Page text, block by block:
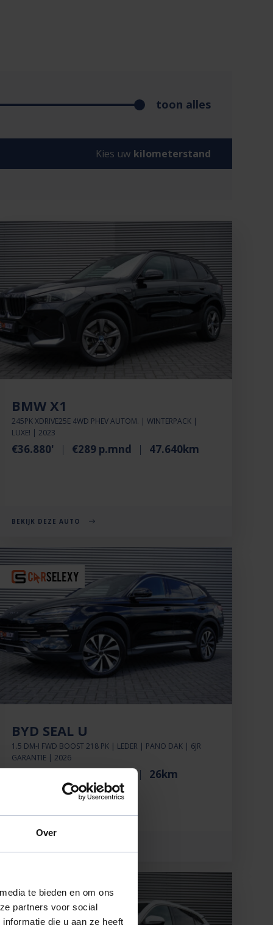
Over
te bieden en om ons
partners voor social
die u aan ze heeft
toon alles
Kies uw kilometerstand
BMW X1
245PK XDRIVE25E 4WD PHEV AUTOM. | WINTERPACK |
LUXE! | 2023
€36.880' €289 p.mnd 47.640km
BEKIJK DEZE AUTO
BYD SEAL U
1.5 DM-I FWD BOOST 218 PK | LEDER | PANO DAK | 6JR
GARANTIE | 2026
26km